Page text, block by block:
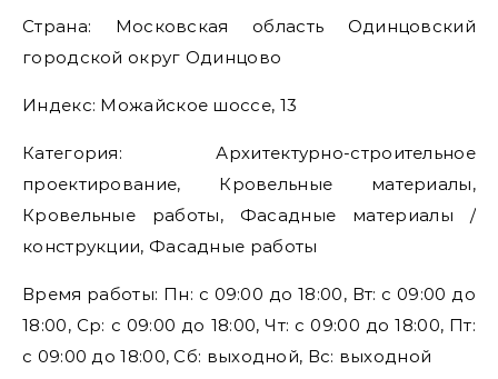
Страна: Московская область Одинцовский
городской округ Одинцово
Индекс: Можайское шоссе, 13
Категория: Архитектурно-строительное
проектирование, Кровельные материалы,
Кровельные работы, Фасадные материалы /
конструкции, Фасадные работы
Время работы: Пн: с 09:00 до 18:00, Вт: с 09:00 до
18:00, Ср: с 09:00 до 18:00, Чт: с 09:00 до 18:00, Пт:
с 09:00 до 18:00, Сб: выходной, Вс: выходной